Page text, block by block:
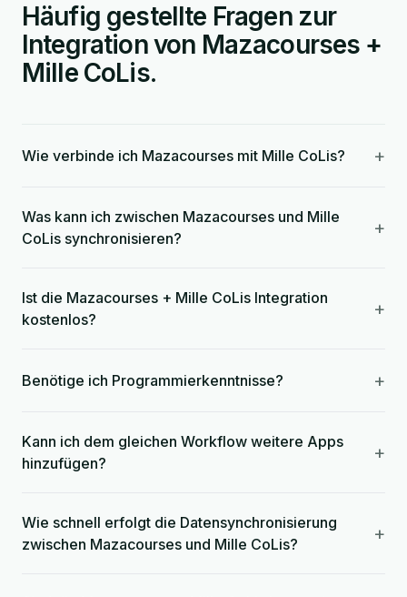
Häufig gestellte Fragen zur
Integration von Mazacourses +
Mille CoLis.
Wie verbinde ich Mazacourses mit Mille CoLis? +
Was kann ich zwischen Mazacourses und Mille
CoLis synchronisieren?
+
Ist die Mazacourses + Mille CoLis Integration
kostenlos?
+
Benötige ich Programmierkenntnisse? +
Kann ich dem gleichen Workflow weitere Apps
hinzufügen?
+
Wie schnell erfolgt die Datensynchronisierung
zwischen Mazacourses und Mille CoLis?
+